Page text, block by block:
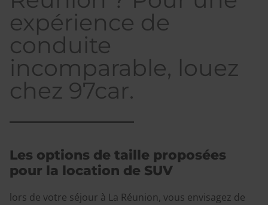
expérience de
conduite
incomparable, louez
chez 97car.
Les options de taille proposées
pour la location de SUV
lors de votre séjour à La Réunion, vous envisagez de